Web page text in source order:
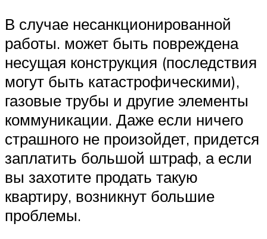
В случае несанкционированной
работы. может быть повреждена
несущая конструкция (последствия
могут быть катастрофическими),
газовые трубы и другие элементы
коммуникации. Даже если ничего
страшного не произойдет, придется
заплатить большой штраф, а если
вы захотите продать такую ​​
квартиру, возникнут большие
проблемы.